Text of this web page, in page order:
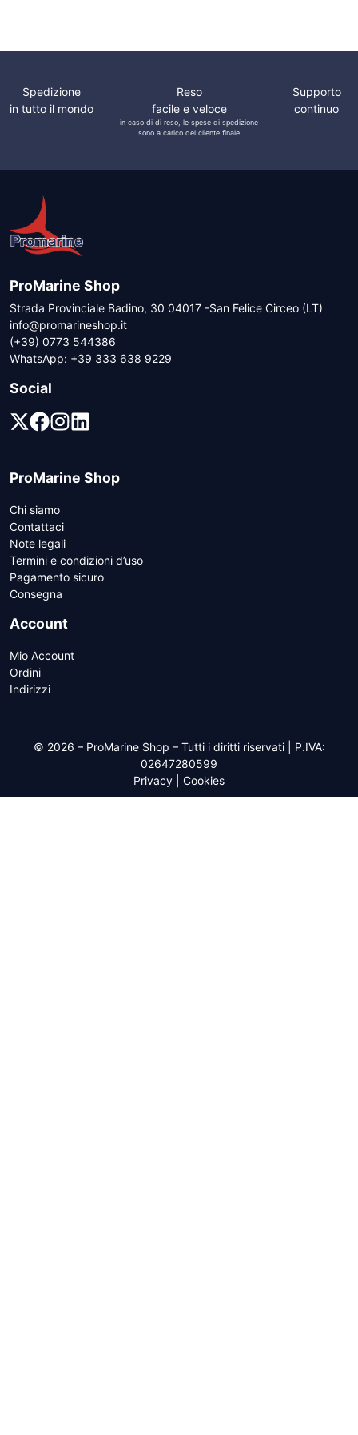
Spedizione
in tutto il mondo
Reso
facile e veloce
in caso di di reso, le spese di spedizione
sono a carico del cliente finale
Supporto
continuo
ProMarine Shop
Strada Provinciale Badino, 30 04017 -San Felice Circeo (LT)
info@promarineshop.it
(+39) 0773 544386
WhatsApp: +39 333 638 9229
ProMarine Shop
Chi siamo
Contattaci
Note legali
Termini e condizioni d’uso
Pagamento sicuro
Consegna
Account
Mio Account
Ordini
Indirizzi
Social
© 2026 – ProMarine Shop – Tutti i diritti riservati | P.IVA:
02647280599
Privacy
Cookies